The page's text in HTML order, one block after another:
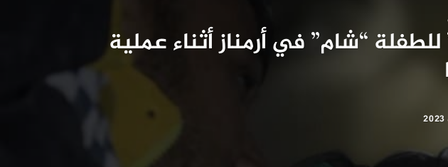
“شام” في أرمناز أثناء عملية